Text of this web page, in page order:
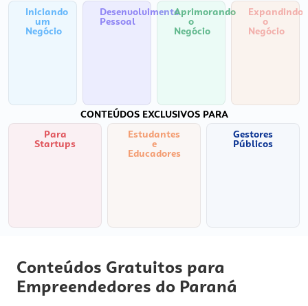
Iniciando
um
Negócio
Desenvolvimento
Pessoal
Aprimorando
o
Negócio
Expandindo
o
Negócio
CONTEÚDOS EXCLUSIVOS PARA
Para
Startups
Estudantes
e
Educadores
Gestores
Públicos
Conteúdos Gratuitos para
Empreendedores do Paraná